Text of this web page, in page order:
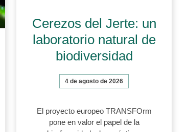
Cerezos del Jerte: un
laboratorio natural de
biodiversidad
4 de agosto de 2026
El proyecto europeo TRANSFOrm
pone en valor el papel de la